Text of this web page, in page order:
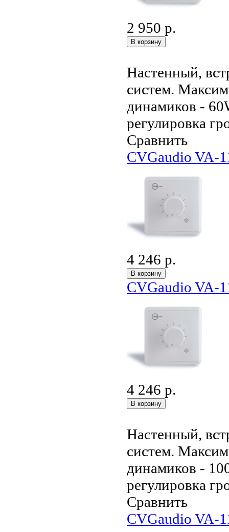
2 950 р.
Настенный,
систем.
динамиков -
регулировка
Сравнить
CVGaudio VA-
4 246 р.
CVGaudio VA-
4 246 р.
Настенный,
систем.
динамиков -
регулировка
Сравнить
CVGaudio VA-